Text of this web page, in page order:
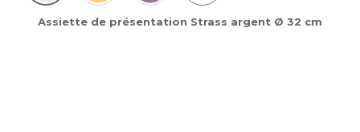
Assiette de présentation Strass argent Ø 32 cm